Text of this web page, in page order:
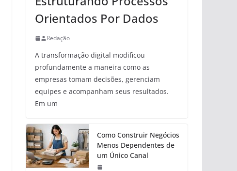
Orientados Por Dados
Redação
A transformação digital modificou
profundamente a maneira como as
empresas tomam decisões, gerenciam
equipes e acompanham seus resultados.
Em um
Como Construir Negócios
Menos Dependentes de
um Único Canal